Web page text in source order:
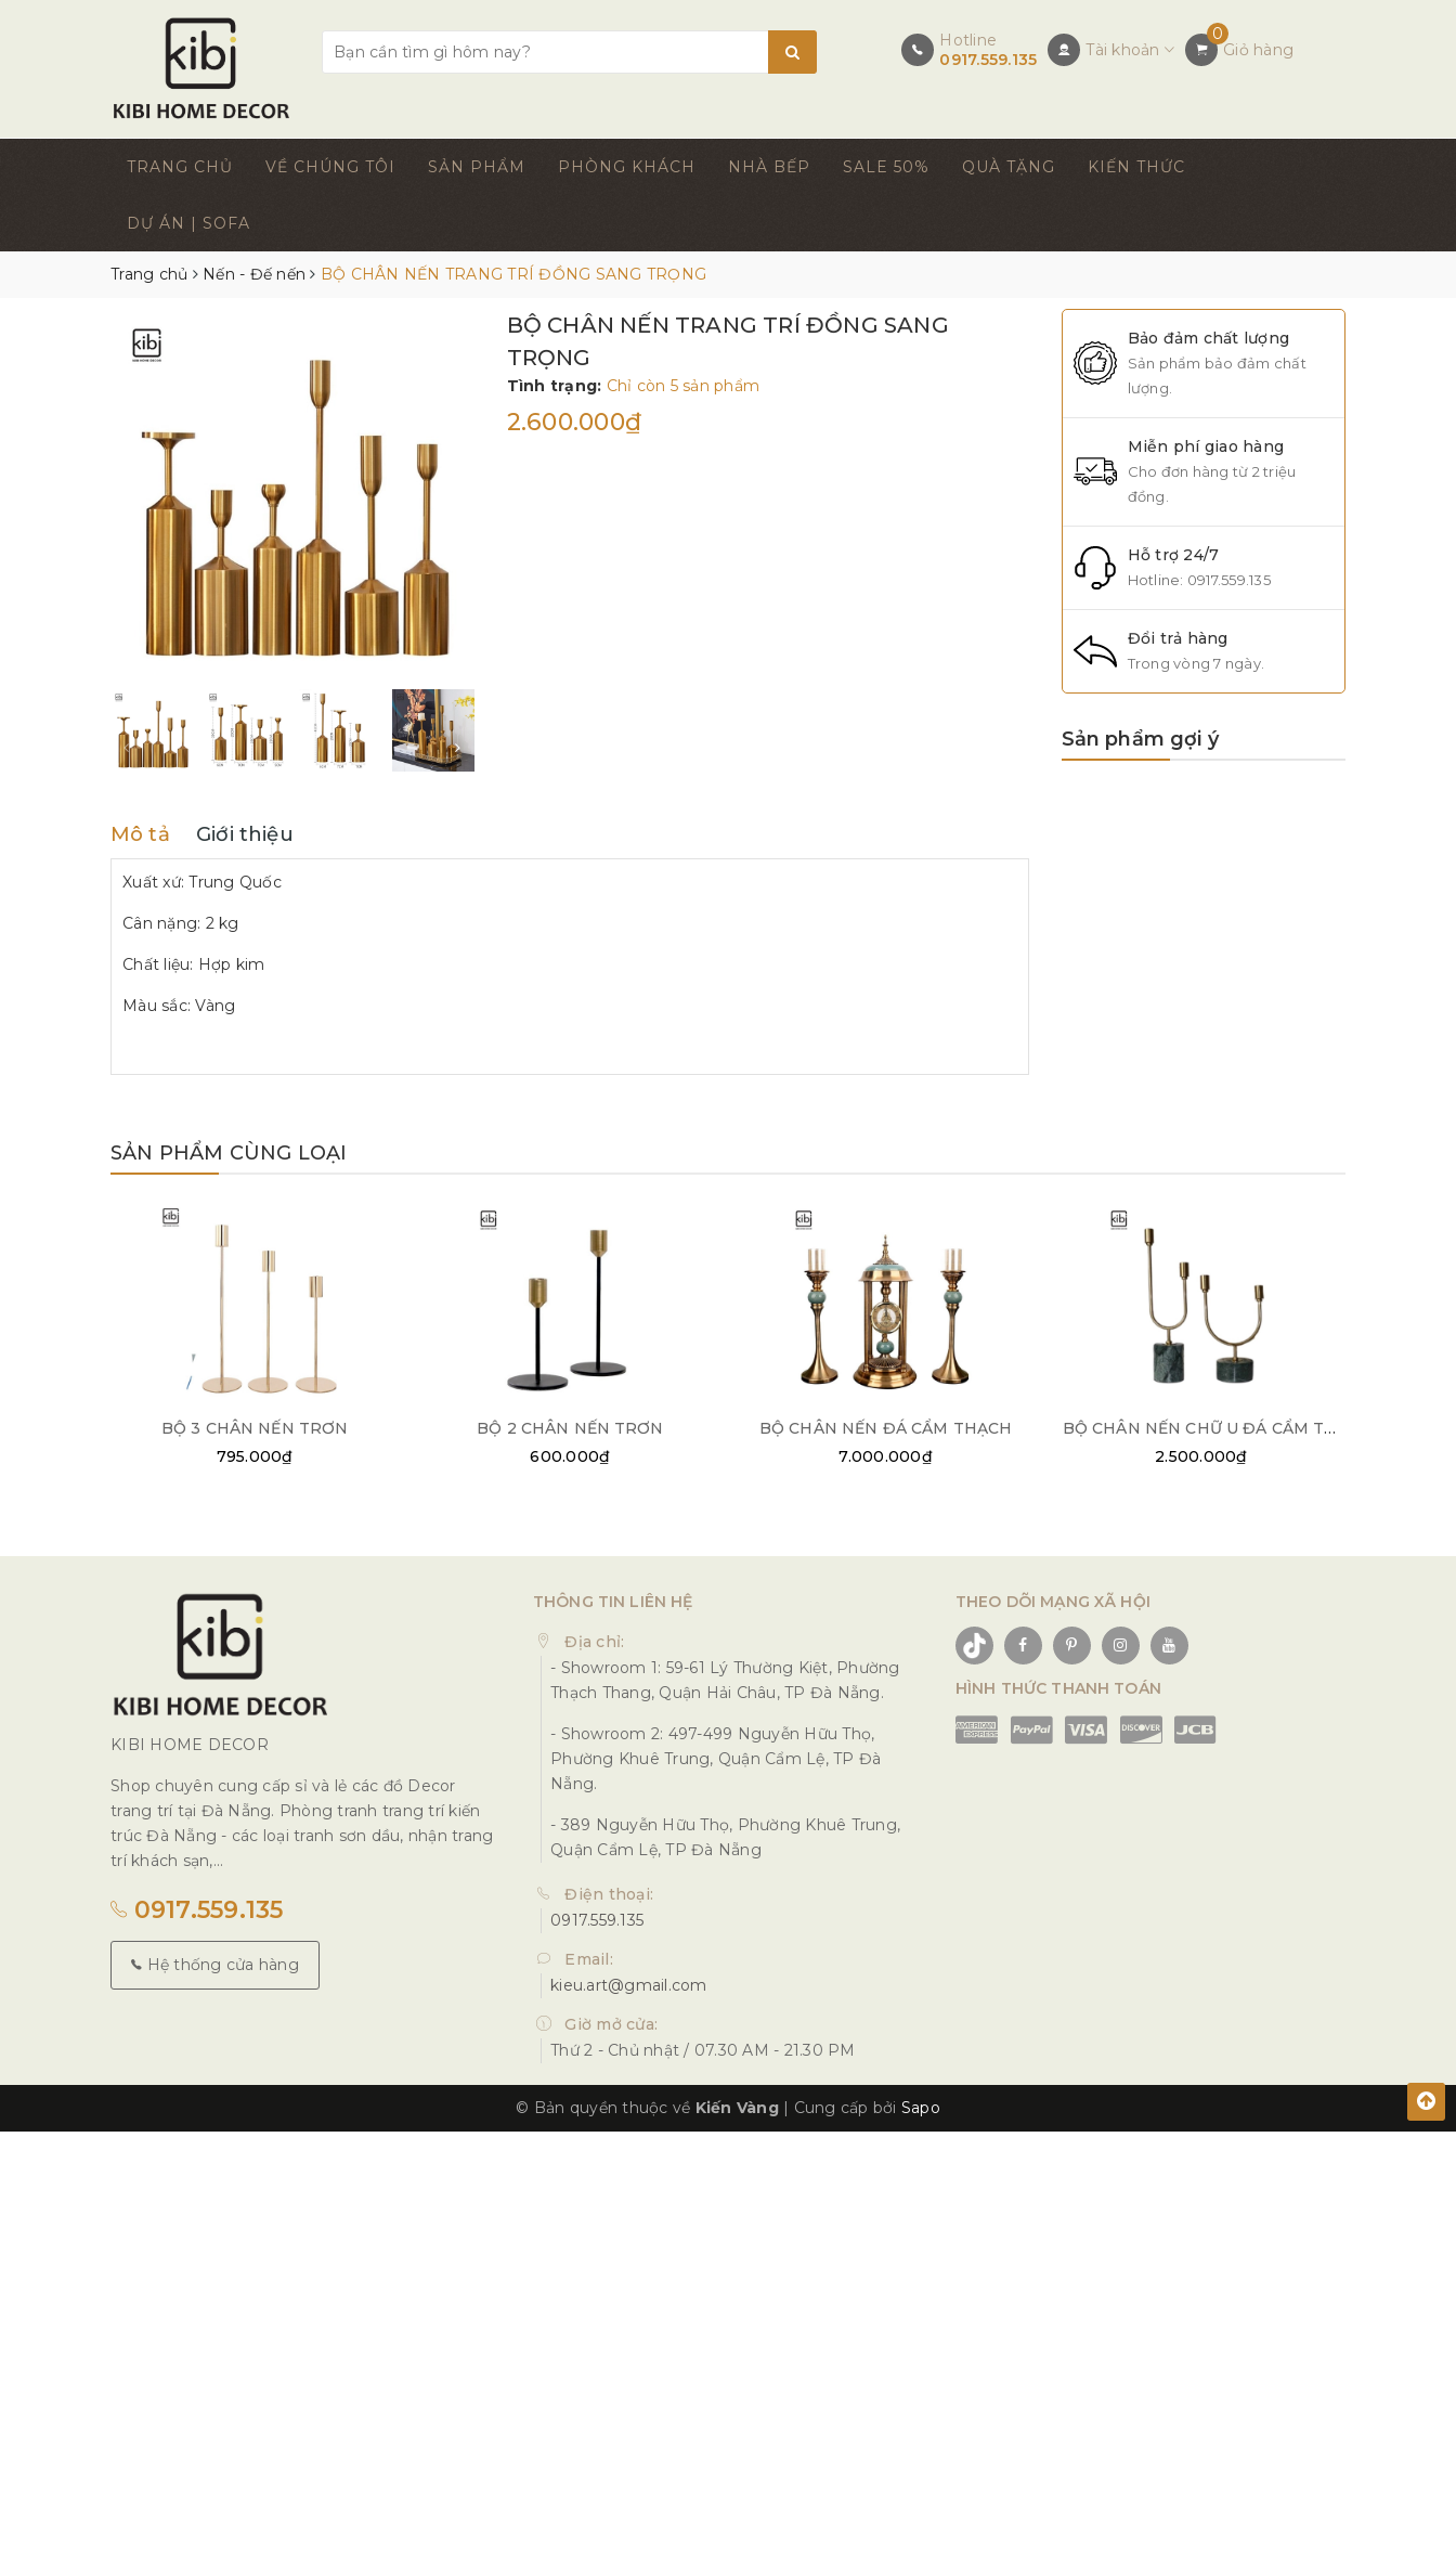
Hotline
0917.559.135
Tài khoản
0
Giỏ hàng
TRANG CHỦ VỀ CHÚNG TÔI SẢN PHẨM PHÒNG KHÁCH NHÀ BẾP SALE 50% QUÀ TẶNG KIẾN THỨC
DỰ ÁN | SOFA
Trang chủ Nến - Đế nến BỘ CHÂN NẾN TRANG TRÍ ĐỒNG SANG TRỌNG
BỘ CHÂN NẾN TRANG TRÍ ĐỒNG SANG
TRỌNG
Tình trạng: Chỉ còn 5 sản phẩm
2.600.000₫
Mô tả Giới thiệu
Xuất xứ: Trung Quốc
Cân nặng: 2 kg
Chất liệu: Hợp kim
Màu sắc: Vàng
Bảo đảm chất lượng
Sản phẩm bảo đảm chất
lượng.
Miễn phí giao hàng
Cho đơn hàng từ 2 triệu
đồng.
Hỗ trợ 24/7
Hotline: 0917.559.135
Đổi trả hàng
Trong vòng 7 ngày.
Sản phẩm gợi ý
SẢN PHẨM CÙNG LOẠI
BỘ 3 CHÂN NẾN TRƠN
795.000₫
BỘ 2 CHÂN NẾN TRƠN
600.000₫
BỘ CHÂN NẾN ĐÁ CẨM THẠCH
7.000.000₫
BỘ CHÂN NẾN CHỮ U ĐÁ CẨM THẠCH
2.500.000₫
KIBI HOME DECOR
Shop chuyên cung cấp sỉ và lẻ các đồ Decor
trang trí tại Đà Nẵng. Phòng tranh trang trí kiến
trúc Đà Nẵng - các loại tranh sơn dầu, nhận trang
trí khách sạn,...
0917.559.135
Hệ thống cửa hàng
THÔNG TIN LIÊN HỆ
Địa chỉ:
- Showroom 1: 59-61 Lý Thường Kiệt, Phường
Thạch Thang, Quận Hải Châu, TP Đà Nẵng.
- Showroom 2: 497-499 Nguyễn Hữu Thọ,
Phường Khuê Trung, Quận Cẩm Lệ, TP Đà
Nẵng.
- 389 Nguyễn Hữu Thọ, Phường Khuê Trung,
Quận Cẩm Lệ, TP Đà Nẵng
Điện thoại:
0917.559.135
Email:
kieu.art@gmail.com
Giờ mở cửa:
Thứ 2 - Chủ nhật / 07.30 AM - 21.30 PM
THEO DÕI MẠNG XÃ HỘI
HÌNH THỨC THANH TOÁN
© Bản quyền thuộc về Kiến Vàng | Cung cấp bởi Sapo